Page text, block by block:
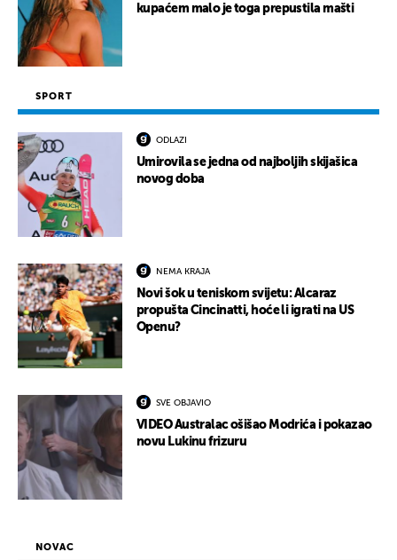
kupaćem malo je toga prepustila mašti
SPORT
ODLAZI
Umirovila se jedna od najboljih skijašica
novog doba
NEMA KRAJA
Novi šok u teniskom svijetu: Alcaraz
propušta Cincinatti, hoće li igrati na US
Openu?
SVE OBJAVIO
VIDEO Australac ošišao Modrića i pokazao
novu Lukinu frizuru
NOVAC